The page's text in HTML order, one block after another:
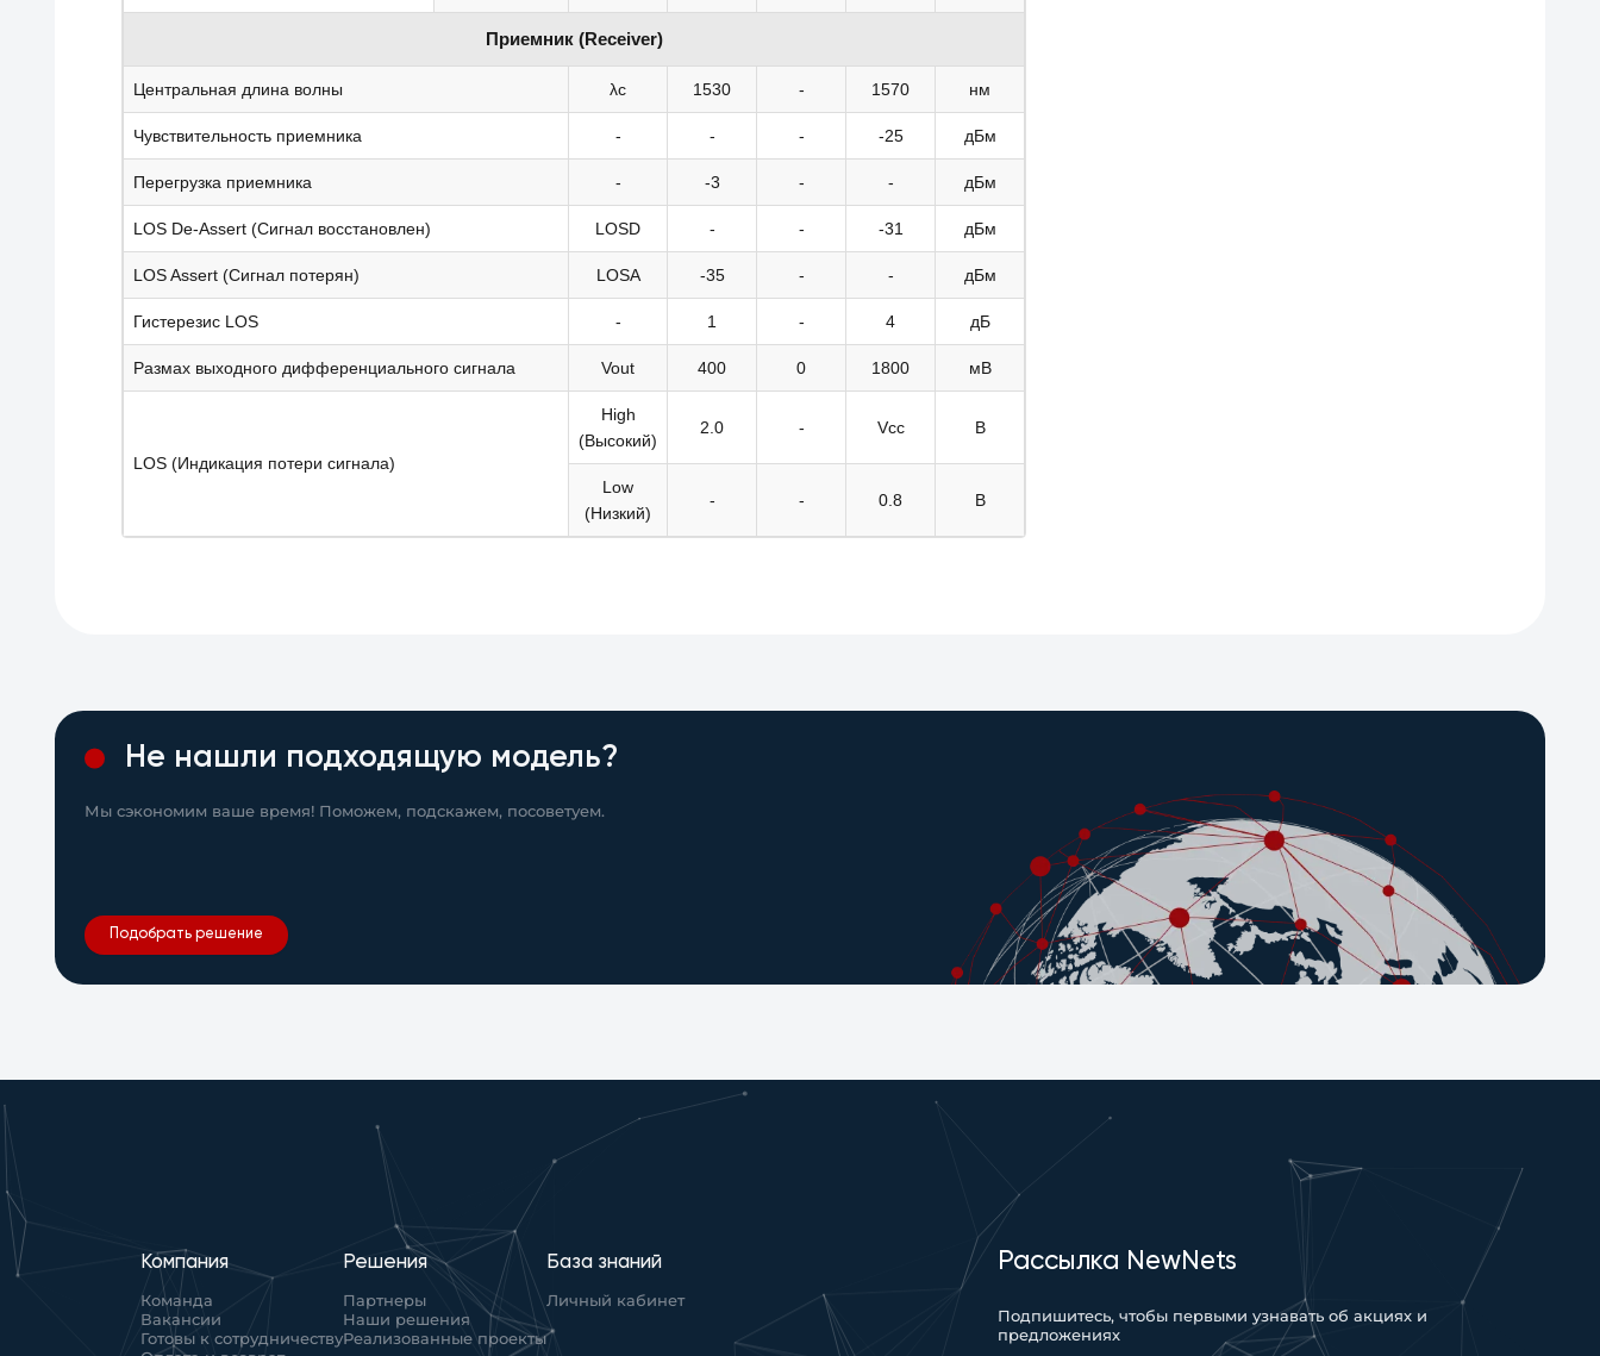
Приемник (Receiver)
Центральная длина волны λc 1530 - 1570 нм
Чувствительность приемника - - - -25 дБм
Перегрузка приемника - -3 - - дБм
LOS De-Assert (Сигнал восстановлен) LOSD - - -31 дБм
LOS Assert (Сигнал потерян) LOSA -35 - - дБм
Гистерезис LOS - 1 - 4 дБ
Размах выходного дифференциального сигнала Vout 400 0 1800 мВ
LOS (Индикация потери сигнала)
High
(Высокий)
2.0 - Vcc В
Low
(Низкий)
- - 0.8 В
Не нашли подходящую модель?
Мы сэкономим ваше время! Поможем, подскажем, посоветуем.
Подобрать решение
Компания
Команда
Вакансии
Готовы к сотрудничеству
Решения
Партнеры
Наши решения
Реализованные проекты
База знаний
Личный кабинет
Рассылка NewNets
Подпишитесь, чтобы первыми узнавать об акциях и
предложениях